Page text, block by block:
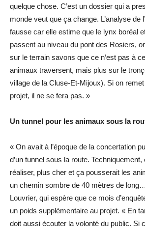
quelque chose. C’est un dossier qui a
monde veut que ça change. L’analyse de
fausse car elle estime que le lynx boréal
passent au niveau du pont des Rosiers,
sur le terrain savons que ce n’est pas à
animaux traversent, mais plus sur le
village de la Cluse-Et-Mijoux). Si on
projet, il ne se fera pas. »
Un tunnel pour les animaux sous la
« On avait à l’époque de la concertation
d’un tunnel sous la route. Techniquement,
réaliser, plus cher et ça pousserait les
un chemin sombre de 40 mètres de
Louvrier, qui espère que ce mois
un poids supplémentaire au projet. « En
doit aussi écouter la volonté du public. Si